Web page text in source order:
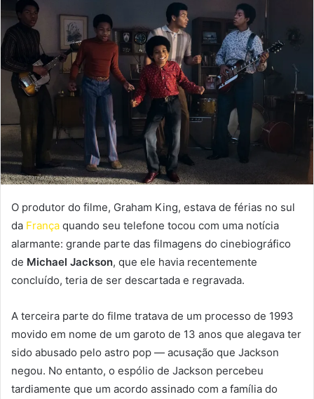
O produtor do filme, Graham King, estava de férias no sul
da França quando seu telefone tocou com uma notícia
alarmante: grande parte das filmagens do cinebiográfico
de Michael Jackson, que ele havia recentemente
concluído, teria de ser descartada e regravada.
A terceira parte do filme tratava de um processo de 1993
movido em nome de um garoto de 13 anos que alegava ter
sido abusado pelo astro pop — acusação que Jackson
negou. No entanto, o espólio de Jackson percebeu
tardiamente que um acordo assinado com a família do